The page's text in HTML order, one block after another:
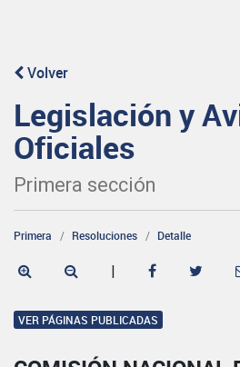
Volver
Legislación y
Oficiales
Primera sección
Primera Resoluciones Detalle
|
VER PÁGINAS PUBLICADAS